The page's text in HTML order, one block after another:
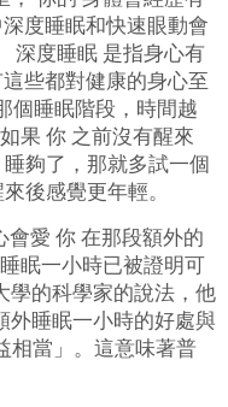
度睡眠和快速眼動會
深度睡眠 是指身心有
些都對健康的身心至
個睡眠階段，時間越
果 你 之前沒有醒來
夠了，那就多試一個
後感覺更年輕。
會愛 你 在那段額外的
眠一小時已被證明可
學的科學家的說法，他
外睡眠一小時的好處與
相當」。這意味著普